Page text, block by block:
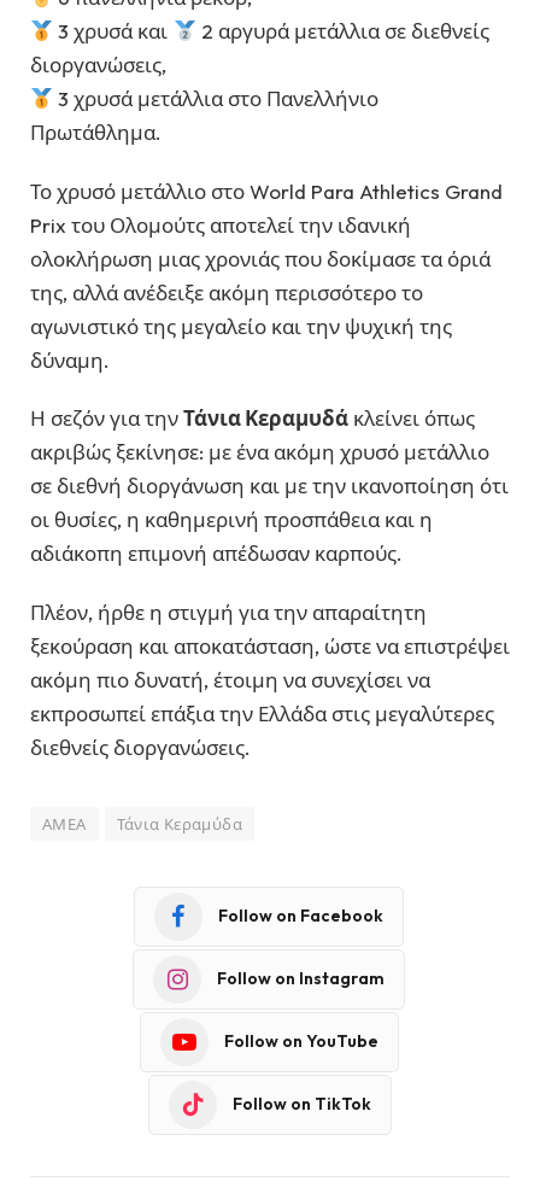
3 χρυσά και
2 αργυρά μετάλλια σε διεθνείς
διοργανώσεις,
3 χρυσά μετάλλια στο Πανελλήνιο
Πρωτάθλημα.
Το χρυσό μετάλλιο στο World Para Athletics Grand
Prix του Ολομούτς αποτελεί την ιδανική
ολοκλήρωση μιας χρονιάς που δοκίμασε τα όριά
της, αλλά ανέδειξε ακόμη περισσότερο το
αγωνιστικό της μεγαλείο και την ψυχική της
δύναμη.
Η σεζόν για τηνΤάνια Κεραμυδά κλείνει όπως
ακριβώς ξεκίνησε: με ένα ακόμη χρυσό μετάλλιο
σε διεθνή διοργάνωση και με την ικανοποίηση ότι
οι θυσίες, η καθημερινή προσπάθεια και η
αδιάκοπη επιμονή απέδωσαν καρπούς.
Πλέον, ήρθε η στιγμή για την απαραίτητη
ξεκούραση και αποκατάσταση, ώστε να επιστρέψει
ακόμη πιο δυνατή, έτοιμη να συνεχίσει να
εκπροσωπεί επάξια την Ελλάδα στις μεγαλύτερες
διεθνείς διοργανώσεις.
ΑΜΕΑ Τάνια Κεραμύδα
Follow on Facebook
Follow on Instagram
Follow on YouTube
Follow on TikTok